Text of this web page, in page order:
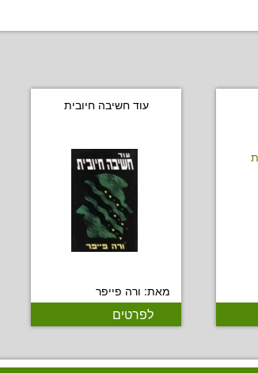
עוד חשיבה חיובית
מאת: ורה פייפר
לפרטים